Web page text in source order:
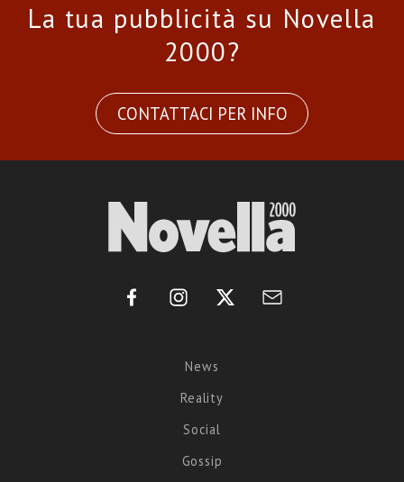
La tua pubblicità su Novella
2000?
CONTATTACI PER INFO
News
Reality
Social
Gossip